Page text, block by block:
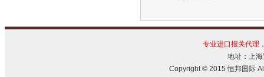
专业进口报关代理
地址：上
Copyright © 2015 恒邦国际